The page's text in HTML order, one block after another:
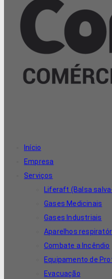
Início
Empresa
Serviços
Liferaft (Balsa
Gases Medicinais
Gases Industriais
Aparelhos
Combate a Incêndio
Equipamento de
Evacuação